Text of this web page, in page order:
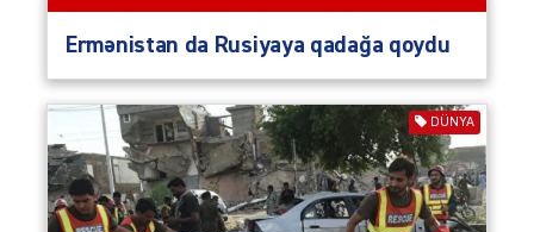
Ermənistan da Rusiyaya qadağa qoydu
DÜNYA